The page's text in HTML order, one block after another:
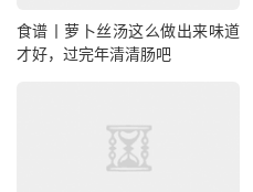
食谱丨萝卜丝汤这么做出来味道
才好，过完年清清肠吧